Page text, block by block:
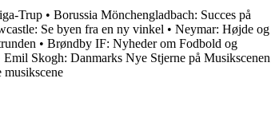
Trup • Borussia Mönchengladbach: Succes på
Se byen fra en ny vinkel • Neymar: Højde og
• Brøndby IF: Nyheder om Fodbold og
Emil Skogh: Danmarks Nye Stjerne på Musikscenen
musikscene